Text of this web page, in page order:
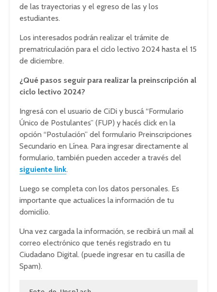
de las trayectorias y el egreso de las y los
estudiantes.
Los interesados podrán realizar el trámite de
prematriculación para el ciclo lectivo 2024 hasta el 15
de diciembre.
¿Qué pasos seguir para realizar la preinscripción al
ciclo lectivo 2024?
Ingresá con el usuario de CiDi y buscá “Formulario
Único de Postulantes” (FUP) y hacés click en la
opción “Postulación” del formulario Preinscripciones
Secundario en Línea. Para ingresar directamente al
formulario, también pueden acceder a través del
siguiente link.
Luego se completa con los datos personales. Es
importante que actualices la información de tu
domicilio.
Una vez cargada la información, se recibirá un mail al
correo electrónico que tenés registrado en tu
Ciudadano Digital. (puede ingresar en tu casilla de
Spam).